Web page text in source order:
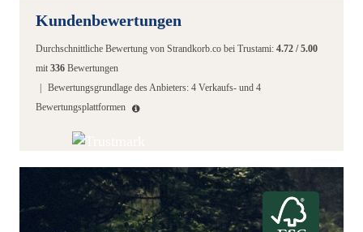
Kundenbewertungen
Durchschnittliche Bewertung von Strandkorb.co bei Trustami: 4.72 /5.00
mit 336 Bewertungen
Bewertungsgrundlage des Anbieters: 4 Verkaufs- und 4
Bewertungsplattformen